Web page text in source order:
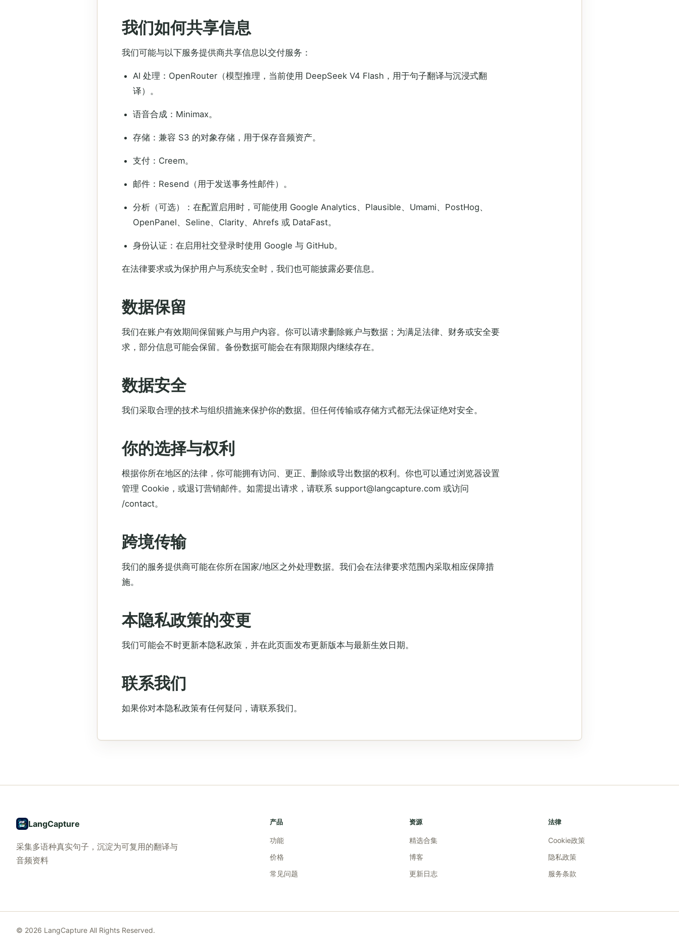
我们如何共享信息
我们可能与以下服务提供商共享信息以交付服务：
AI 处理：OpenRouter（模型推理，当前使用 DeepSeek V4 Flash，用于句子翻译与沉浸式翻
译）。
语音合成：Minimax。
存储：兼容 S3 的对象存储，用于保存音频资产。
支付：Creem。
邮件：Resend（用于发送事务性邮件）。
分析（可选）：在配置启用时，可能使用 Google Analytics、Plausible、Umami、PostHog、
OpenPanel、Seline、Clarity、Ahrefs 或 DataFast。
身份认证：在启用社交登录时使用 Google 与 GitHub。
在法律要求或为保护用户与系统安全时，我们也可能披露必要信息。
数据保留
我们在账户有效期间保留账户与用户内容。你可以请求删除账户与数据；为满足法律、财务或安全要
求，部分信息可能会保留。备份数据可能会在有限期限内继续存在。
数据安全
我们采取合理的技术与组织措施来保护你的数据。但任何传输或存储方式都无法保证绝对安全。
你的选择与权利
根据你所在地区的法律，你可能拥有访问、更正、删除或导出数据的权利。你也可以通过浏览器设置
管理 Cookie，或退订营销邮件。如需提出请求，请联系 support@langcapture.com 或访问
/contact。
跨境传输
我们的服务提供商可能在你所在国家/地区之外处理数据。我们会在法律要求范围内采取相应保障措
施。
本隐私政策的变更
我们可能会不时更新本隐私政策，并在此页面发布更新版本与最新生效日期。
联系我们
如果你对本隐私政策有任何疑问，请联系我们。
LangCapture
采集多语种真实句子，沉淀为可复用的翻译与
音频资料
产品
功能
价格
常见问题
资源
精选合集
博客
更新日志
法律
Cookie政策
隐私政策
服务条款
© 2026 LangCapture All Rights Reserved.